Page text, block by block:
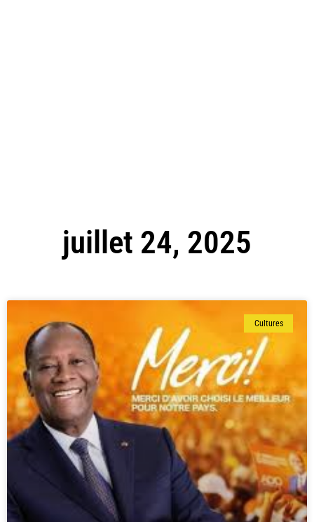
juillet 24, 2025
Cultures